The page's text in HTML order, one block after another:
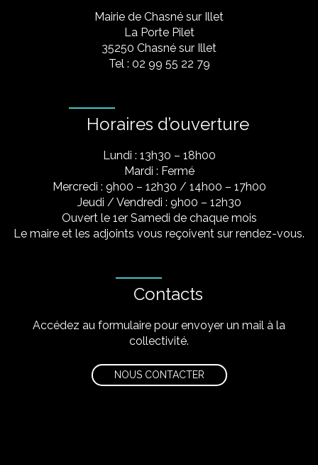
Mairie de Chasné sur Illet
La Porte Pilet
35250 Chasné sur Illet
Tel : 02 99 55 22 79
Horaires d’ouverture
Lundi : 13h30 – 18h00
Mardi : Fermé
Mercredi : 9h00 – 12h30 / 14h00 – 17h00
Jeudi / Vendredi : 9h00 – 12h30
Ouvert le 1er Samedi de chaque mois
Le maire et les adjoints vous reçoivent sur rendez-vous.
Contacts
Accédez au formulaire pour envoyer un mail à la
collectivité.
NOUS CONTACTER